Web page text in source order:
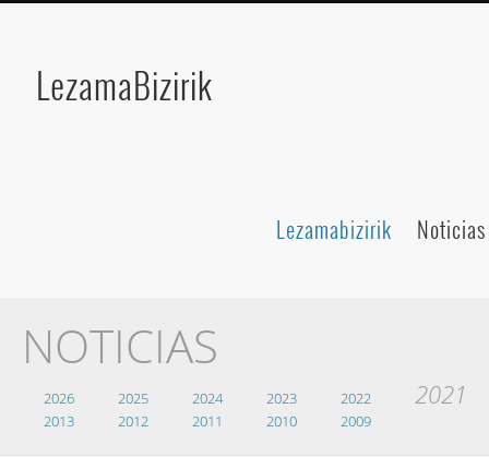
LezamaBizirik
Lezamabizirik Noticias
NOTICIAS
2026 2025 2024 2023 2022 2021
2013 2012 2011 2010 2009